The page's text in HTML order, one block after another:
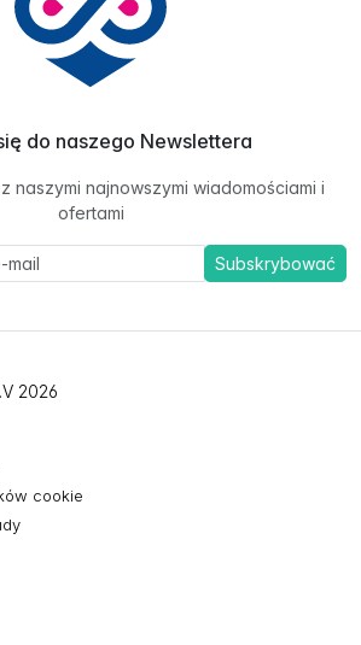
do naszego Newslettera
naszymi najnowszymi wiadomościami i
ofertami
Subskrybować
2026
cookie